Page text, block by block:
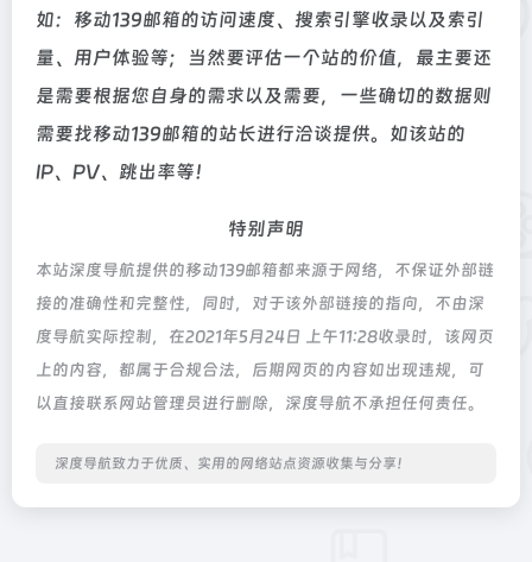
如：移动139邮箱的访问速度、搜索引擎收录以及索引
量、用户体验等；当然要评估一个站的价值，最主要还
是需要根据您自身的需求以及需要，一些确切的数据则
需要找移动139邮箱的站长进行洽谈提供。如该站的
IP、PV、跳出率等！
特别声明
本站深度导航提供的移动139邮箱都来源于网络，不保证外部链
接的准确性和完整性，同时，对于该外部链接的指向，不由深
度导航实际控制，在2021年5月24日 上午11:28收录时，该网页
上的内容，都属于合规合法，后期网页的内容如出现违规，可
以直接联系网站管理员进行删除，深度导航不承担任何责任。
深度导航致力于优质、实用的网络站点资源收集与分享！